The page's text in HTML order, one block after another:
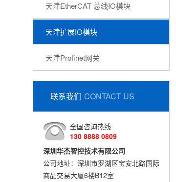
天津EtherCAT 总线IO模块
天津扩展IO模块
天津Profinet网关
联系我们 CONTACT US
全国咨询热线
130 8888 0809
深圳华杰智控技术有限公司
公司地址：深圳市罗湖区宝安北路国际
商品交易大厦6楼B12室